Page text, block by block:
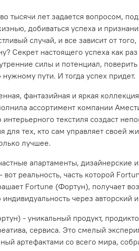
тысячи лет задается вопросом,
добиваться успеха и
случай, и все зависит от
Секрет настоящего успеха как
силы и потенциал,
пути. И тогда успех придет.
фантазийная и яркая
ассортимент компании
интерьерного текстиля создаст
для тех, кто сам управляет своей
лучшее.
апартаменты, дизайнерские
реальность, часть которой
Fortune (Фортун), получает
через авторский
- уникальный продукт,
сервиса. Это смелый
артефактами со всего мира,